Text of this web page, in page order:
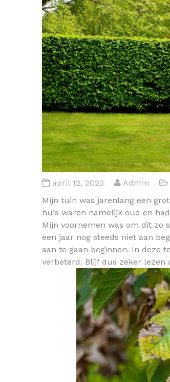
april 12, 2023 Admin
Mijn tuin was jarenlang een
huis waren namelijk oud en
Mijn voornemen was om dit zo
een jaar nog steeds niet aan
aan te gaan beginnen. In deze
verbeterd. Blijf dus zeker